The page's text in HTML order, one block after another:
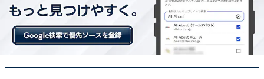
画像出典：日本テレビ系『最高の教師 1年後、私は生徒に■された』